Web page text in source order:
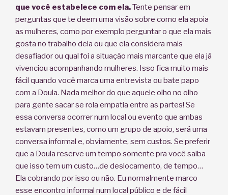
que você estabelece com ela.Tente pensar em
perguntas que te deem uma visão sobre como ela apoia
as mulheres, como por exemplo perguntar o que ela mais
gosta no trabalho dela ou que ela considera mais
desafiador ou qual foi a situação mais marcante que ela já
vivenciou acompanhando mulheres. Isso fica muito mais
fácil quando você marca uma entrevista ou bate papo
com a Doula. Nada melhor do que aquele olho no olho
para gente sacar se rola empatia entre as partes! Se
essa conversa ocorrer num local ou evento que ambas
estavam presentes, como um grupo de apoio, será uma
conversa informal e, obviamente, sem custos. Se preferir
que a Doula reserve um tempo somente pra você saiba
que isso tem um custo…de deslocamento, de tempo…
Ela cobrando por isso ou não. Eu normalmente marco
esse encontro informal num local público e de fácil